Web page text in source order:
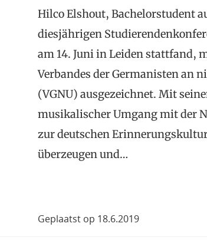
Hilco Elshout, Bachelorstudent
diesjährigen
am 14. Juni in Leiden stattfand,
Verbandes der Germanisten an
(VGNU) ausgezeichnet. Mit
musikalischer Umgang mit der
zur deutschen
überzeugen und…
Geplaatst op 18.6.2019